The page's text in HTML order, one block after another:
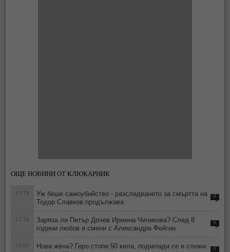
ОЩЕ НОВИНИ ОТ КЛЮКАРНИК
13:18
Уж беше самоубийство - разследването за смъртта на
Тодор Славков продължава
0
17:24
Заряза ли Петър Дочев Ирмена Чичикова? След 8
години любов я смени с Александра Фейгин
0
14:03
Нова жена? Геро стопи 50 кила, подмлади се и сложи
0